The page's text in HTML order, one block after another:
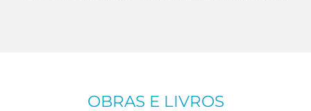
OBRAS E LIVROS